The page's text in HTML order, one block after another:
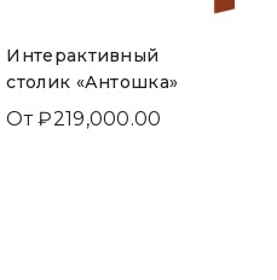
Интерактивный
столик «Антошка»
От₽219,000.00